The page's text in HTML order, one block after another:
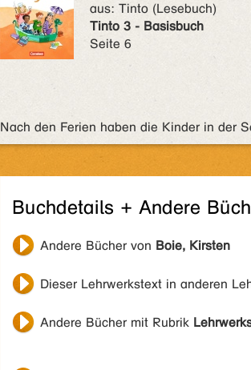
aus: Tinto (Lesebuch)
Tinto 3 - Basisbuch
Seite 6
Nach den Ferien haben die Kinder in der
Buchdetails + Andere
Andere Bücher von Boie, Kirsten
Dieser Lehrwerkstext in anderen
Andere Bücher mit Rubrik